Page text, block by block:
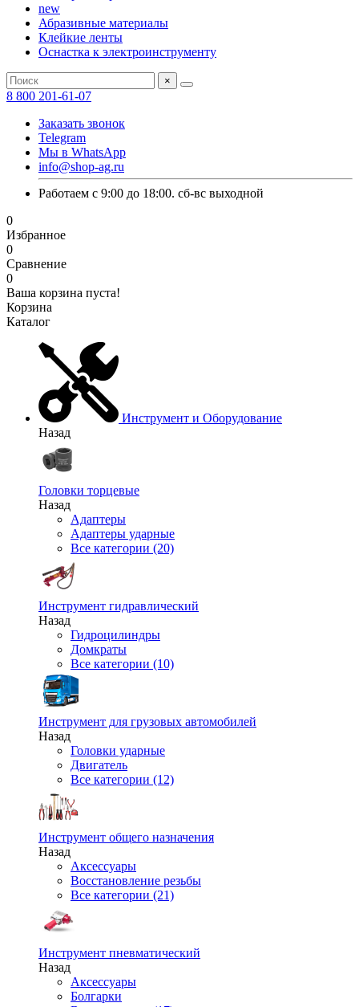
new
Абразивные материалы
Клейкие ленты
Оснастка к электроинструменту
×
8 800 201-61-07
Заказать звонок
Telegram
Мы в WhatsApp
info@shop-ag.ru
Работаем с 9:00 до 18:00. сб-вс выходной
0
Избранное
0
Сравнение
0
Ваша корзина пуста!
Корзина
Каталог
Инструмент и Оборудование
Назад
Головки торцевые
Назад
Адаптеры
Адаптеры ударные
Все категории (20)
Инструмент гидравлический
Назад
Гидроцилиндры
Домкраты
Все категории (10)
Инструмент для грузовых автомобилей
Назад
Головки ударные
Двигатель
Все категории (12)
Инструмент общего назначения
Назад
Аксессуары
Восстановление резьбы
Все категории (21)
Инструмент пневматический
Назад
Аксессуары
Болгарки